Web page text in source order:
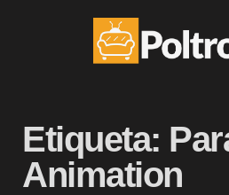
Etiqueta:
Animation